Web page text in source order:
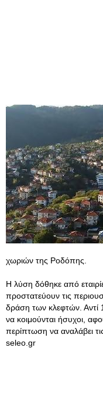
χωριών της Ροδόπης.
Η λύση δόθηκε από
προστατεύουν τις
δράση των κλεφτών. Αντί
να κοιμούνται ήσυχοι,
περίπτωση να αναλάβει
seleo.gr